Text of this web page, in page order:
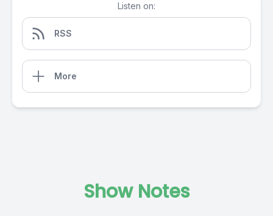
Listen on:
RSS
More
Show Notes